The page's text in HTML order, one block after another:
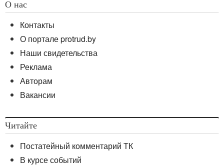
О нас
Контакты
О портале protrud.by
Наши свидетельства
Реклама
Авторам
Вакансии
Читайте
Постатейный комментарий ТК
В курсе событий